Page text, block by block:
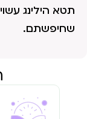
תטא הילינג
שחיפשתם.